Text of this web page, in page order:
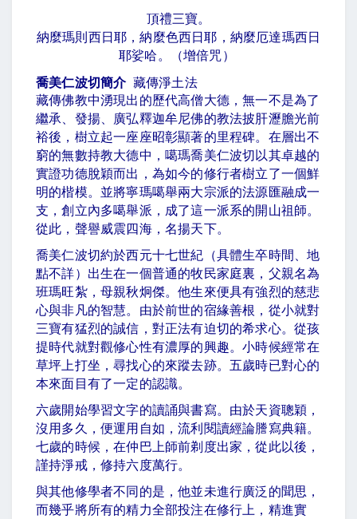
頂禮三寶。
納麼瑪則西日耶，納麼色西日耶，納麼厄達瑪西日
耶娑哈。（增倍咒）
喬美仁波切簡介 藏傳淨土法
藏傳佛教中湧現出的歷代高僧大德，無一不是為了
繼承、發揚、廣弘釋迦牟尼佛的教法披肝瀝膽光前
裕後，樹立起一座座昭彰顯著的里程碑。在層出不
窮的無數持教大德中，噶瑪喬美仁波切以其卓越的
實證功德脫穎而出，為如今的修行者樹立了一個鮮
明的楷模。並將寧瑪噶舉兩大宗派的法源匯融成一
支，創立內多噶舉派，成了這一派系的開山祖師。
從此，聲譽威震四海，名揚天下。
喬美仁波切約於西元十七世紀（具體生卒時間、地
點不詳）出生在一個普通的牧民家庭裏，父親名為
班瑪旺紮，母親秋炯傑。他生來便具有強烈的慈悲
心與非凡的智慧。由於前世的宿緣善根，從小就對
三寶有猛烈的誠信，對正法有迫切的希求心。從孩
提時代就對觀修心性有濃厚的興趣。小時候經常在
草坪上打坐，尋找心的來蹤去跡。五歲時已對心的
本來面目有了一定的認識。
六歲開始學習文字的讀誦與書寫。由於天資聰穎，
沒用多久，便運用自如，流利閱讀經論謄寫典籍。
七歲的時候，在仲巴上師前剃度出家，從此以後，
謹持淨戒，修持六度萬行。
與其他修學者不同的是，他並未進行廣泛的聞思，
而幾乎將所有的精力全部投注在修行上，精進實